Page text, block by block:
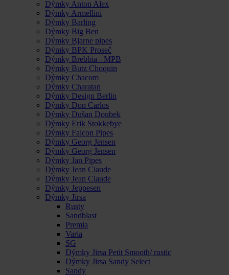
Dýmky Anton Alex
Dýmky Armellini
Dýmky Barling
Dýmky Big Ben
Dýmky Bjarne pipes
Dýmky BPK Proseč
Dýmky Brebbia - MPB
Dýmky Butz Choquin
Dýmky Chacom
Dýmky Charatan
Dýmky Design Berlin
Dýmky Don Carlos
Dýmky Dušan Doubek
Dýmky Erik Stokkebye
Dýmky Falcon Pipes
Dýmky Georg Jensen
Dýmky Georg Jensen
Dýmky Jan Pipes
Dýmky Jean Claude
Dýmky Jean Claude
Dýmky Jeppesen
Dýmky Jirsa
Rusty
Sandblast
Premia
Varia
SG
Dýmky Jirsa Petit Smooth/ rustic
Dýmky Jirsa Sandy Select
Sandy